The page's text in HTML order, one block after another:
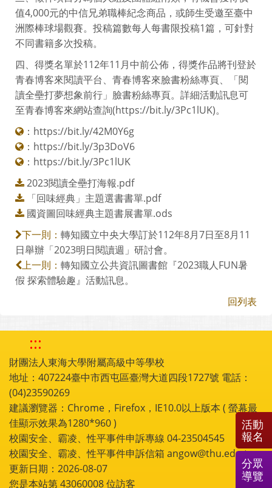
值4,000元的中信兄弟職棒紀念商品，或師生受邀至臺中
洲際棒球場觀賽。投稿篇數每人每書限投稿1篇，可針對
不同書籍多次投稿。
四、得獎名單於112年11月中前公佈，得獎作品將刊登於
青春博客來閱讀平台、青春博客來臉書粉絲專頁、「閱
讀全壘打夢想象前行」臉書粉絲專頁。詳細活動訊息可
至青春博客來網站查詢(https://bit.ly/3Pc1lUK)。
： https://bit.ly/42M0Y6g
： https://bit.ly/3p3DoV6
： https://bit.ly/3Pc1lUK
2023閱讀全壘打海報.pdf
「回味經典」主題選書書單.pdf
國資圖回味經典主題書展書單.ods
下一則： 轉知國立中央大學訂於112年8月7日至8月11
日舉辦「2023明日閱讀週」研討會。
上一則： 轉知國立公共資訊圖書館『2023職人FUN暑
假 探索體驗趣』活動訊息。
回列表
:::
財團法人東海大學附屬高級中等學校
地址：407224臺中市西屯區臺灣大道四段1727號 電話：
(04)23590269
建議瀏覽器：Chrome，Firefox，IE10.0以上版本 ( 螢幕最
佳顯示效果為1280*960 )
校園安全、霸凌、性平事件申訴專線 04-23504545
校園安全、霸凌、性平事件申訴信箱 angow@thu.edu.tw
更新日期：2026-08-07
您是本站第43060008位訪客
活動
報名
分眾
導覽